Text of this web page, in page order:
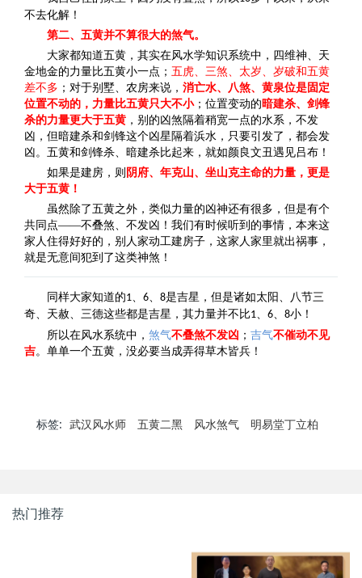
不去化解！
第二、五黄并不算很大的煞气。
大家都知道五黄，其实在风水学知识系统中，四维神、天
金地金的力量比五黄小一点； 五虎、三煞、太岁、岁破和五黄
差不多 ；对于别墅、农房来说， 消亡水、八煞、黄泉位是固定
位置不动的，力量比五黄只大不小；位置变动的 暗建杀、剑锋
杀的力量更大于五黄 ，别的凶煞隔着稍宽一点的水系，不发
凶，但暗建杀和剑锋这个凶星隔着浜水，只要引发了，都会发
凶。五黄和剑锋杀、暗建杀比起来，就如颜良文丑遇见吕布！
如果是建房，则 阴府、年克山、坐山克主命的力量，更是
大于五黄！
虽然除了五黄之外，类似力量的凶神还有很多，但是有个
共同点——不叠煞、不发凶！我们有时候听到的事情，本来这
家人住得好好的，别人家动工建房子，这家人家里就出祸事，
就是无意间犯到了这类神煞！
同样大家知道的1 6 8是吉星，但是诸如太阳、八节三
奇、天赦、三德这些都是吉星，其力量并不比1 6 8小 ！
所以在风水系统中， 煞气不叠煞不发凶 ； 吉气不催动不见
吉。单单一个五黄，没必要当成弄得草木皆兵！
标签: 武汉风水师 五黄二黑 风水煞气 明易堂丁立柏
热门推荐